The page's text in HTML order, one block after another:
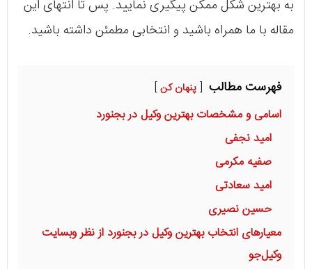
به بهترین شکل ممکن پیگیری نمایید. پس تا انتهای این
مقاله با ما همراه باشید و انتخابی مطمئن داشته باشید.
فهرست مطالب پنهان کن
اسامی و مشخصات بهترین وکیل در بجنورد
امید نجفی
صفیه مکرمی
امید سعادتی
حسین نصیری
معیارهای انتخاب بهترین وکیل در بجنورد از نظر وبسایت
وکیل‌جو